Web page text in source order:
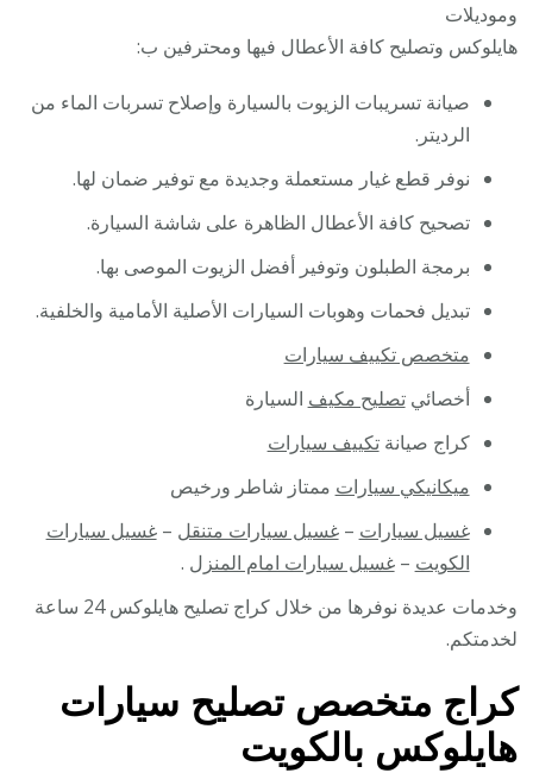
وموديلات
هايلوكس وتصليح كافة الأعطال فيها ومحترفين ب:
صيانة تسريبات الزيوت بالسيارة وإصلاح تسربات الماء من
الرديتر.
نوفر قطع غيار مستعملة وجديدة مع توفير ضمان لها.
تصحيح كافة الأعطال الظاهرة على شاشة السيارة.
برمجة الطبلون وتوفير أفضل الزيوت الموصى بها.
تبديل فحمات وهوبات السيارات الأصلية الأمامية والخلفية.
متخصص تكييف سيارات
أخصائيتصليح مكيف السيارة
كراج صيانةتكييف سيارات
ميكانيكي سيارات ممتاز شاطر ورخيص
غسيل سيارات –غسيل سيارات متنقل –غسيل سيارات
الكويت –غسيل سيارات امام المنزل .
وخدمات عديدة نوفرها من خلال كراج تصليح هايلوكس 24 ساعة
لخدمتكم.
كراج متخصص تصليح سيارات
هايلوكس بالكويت